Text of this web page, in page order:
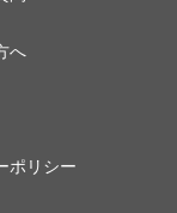
へ
ポリシー